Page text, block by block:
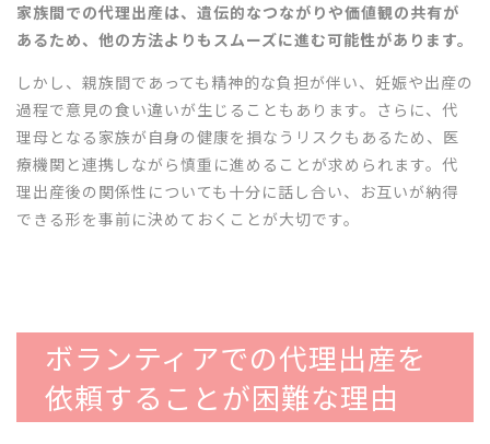
家族間での代理出産は、遺伝的なつながりや価値観の共有が
あるため、他の方法よりもスムーズに進む可能性があります。
しかし、親族間であっても精神的な負担が伴い、妊娠や出産の
過程で意見の食い違いが生じることもあります。さらに、代
理母となる家族が自身の健康を損なうリスクもあるため、医
療機関と連携しながら慎重に進めることが求められます。代
理出産後の関係性についても十分に話し合い、お互いが納得
できる形を事前に決めておくことが大切です。
ボランティアでの代理出産を
依頼することが困難な理由